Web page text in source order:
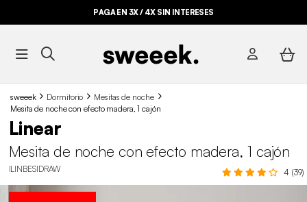
PAGA EN 3X / 4X SIN INTERESES
sweeek Dormitorio
Mesitas de noche
Mesita de noche con efecto madera, 1 cajón
Linear
Mesita de noche con efecto madera, 1 cajón
ILINBESIDRAW 4 (39)